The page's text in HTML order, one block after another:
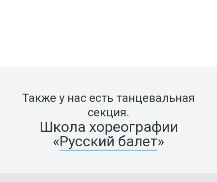
Также у нас есть танцевальная
секция.
Школа хореографии
«Русский балет»